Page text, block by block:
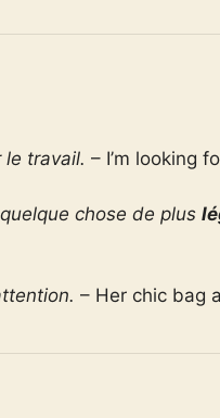
le travail. – I’m looking
chose de plus
– Her chic bag